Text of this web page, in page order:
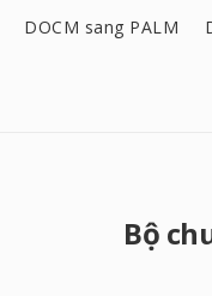
DOCM sang PALM
Bộ